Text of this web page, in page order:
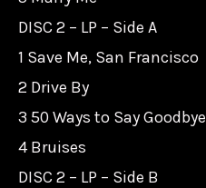
DISC 2 – LP – Side A
1 Save Me, San Francisco
2 Drive By
3 50 Ways to Say Goodbye
4 Bruises
DISC 2 – LP – Side B